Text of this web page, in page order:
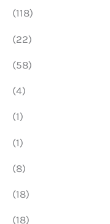
(118)
(22)
(58)
(4)
(1)
(1)
(8)
(18)
(18)